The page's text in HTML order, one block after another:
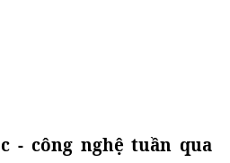
- công nghệ tuần qua